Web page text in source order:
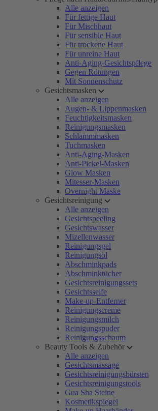
Alle anzeigen
Für fettige Haut
Für Mischhaut
Für sensible Haut
Für trockene Haut
Für unreine Haut
Anti-Aging-Gesichtspflege
Gegen Rötungen
Mit Sonnenschutz
Gesichtsmasken
Alle anzeigen
Augen- & Lippenmasken
Feuchtigkeitsmasken
Reinigungsmasken
Schlammmasken
Tuchmasken
Anti-Aging-Masken
Anti-Pickel-Masken
Glow Masken
Mitesser-Masken
Overnight Maske
Gesichtsreinigung
Alle anzeigen
Gesichtspeeling
Gesichtswasser
Mizellenwasser
Reinigungsgel
Reinigungsöl
Abschminkpads
Abschminktücher
Gesichtsreinigungssets
Gesichtsseife
Make-up-Entferner
Reinigungscreme
Reinigungsmilch
Reinigungspuder
Reinigungsschaum
Beauty Tools & Zubehör
Alle anzeigen
Gesichtsmassage
Gesichtsreinigungsbürsten
Gesichtsreinigungstools
Gua Sha Steine
Kosmetikspiegel